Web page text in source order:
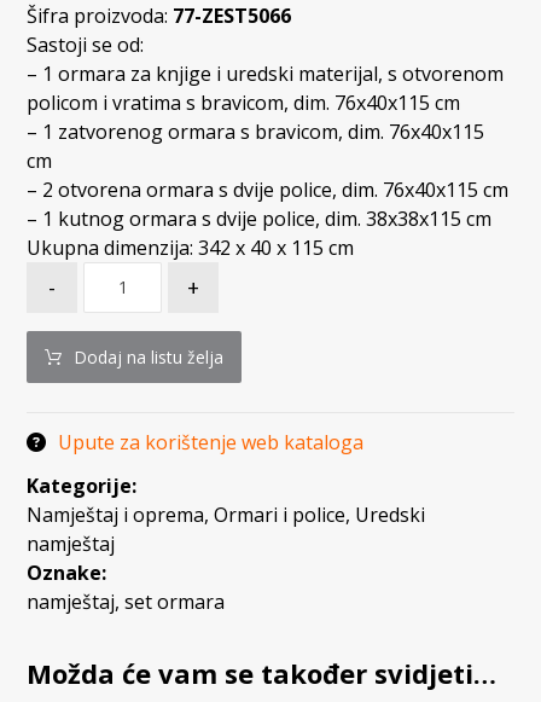
Šifra proizvoda: 77-ZEST5066
Sastoji se od:
– 1 ormara za knjige i uredski materijal, s otvorenom
policom i vratima s bravicom, dim. 76x40x115 cm
– 1 zatvorenog ormara s bravicom, dim. 76x40x115
cm
– 2 otvorena ormara s dvije police, dim. 76x40x115 cm
– 1 kutnog ormara s dvije police, dim. 38x38x115 cm
Ukupna dimenzija: 342 x 40 x 115 cm
- +
Dodaj na listu želja
Upute za korištenje web kataloga
Kategorije:
Namještaj i oprema,Ormari i police, Uredski
namještaj
Oznake:
namještaj,set ormara
Možda će vam se također svidjeti…